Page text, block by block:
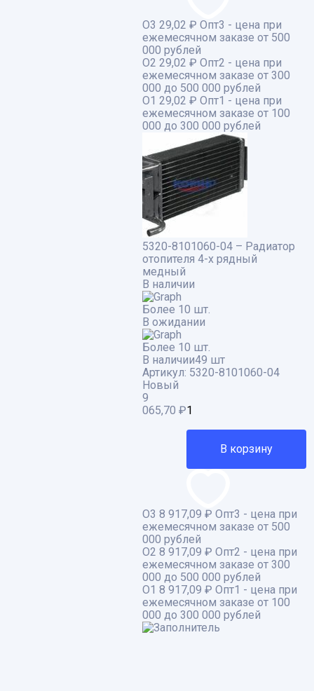
О3 29,02 ₽ Опт3 - цена при
ежемесячном заказе от 500
000 рублей
О2 29,02 ₽ Опт2 - цена при
ежемесячном заказе от 300
000 до 500 000 рублей
О1 29,02 ₽ Опт1 - цена при
ежемесячном заказе от 100
000 до 300 000 рублей
5320-8101060-04 – Радиатор
отопителя 4-х рядный
медный
В наличии
Более 10 шт.
В ожидании
Более 10 шт.
В наличии49 шт
Артикул: 5320-8101060-04
Новый
9
065,70 ₽
В корзину
О3 8 917,09 ₽ Опт3 - цена при
ежемесячном заказе от 500
000 рублей
О2 8 917,09 ₽ Опт2 - цена при
ежемесячном заказе от 300
000 до 500 000 рублей
О1 8 917,09 ₽ Опт1 - цена при
ежемесячном заказе от 100
000 до 300 000 рублей